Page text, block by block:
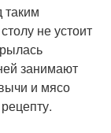
не устоит
занимают
и мясо